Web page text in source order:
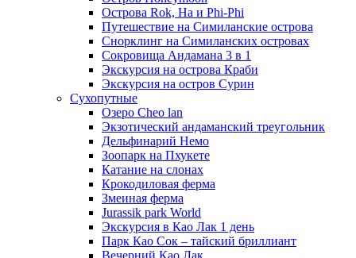
Острова Rok, Ha и Phi-Phi
Путешествие на Симиланские острова
Снорклинг на Симиланских островах
Сокровища Андамана 3 в 1
Экскурсия на острова Краби
Экскурсия на остров Сурин
Сухопутные
Озеро Cheo lan
Экзотический андаманский треугольник
Дельфинарий Немо
Зоопарк на Пхукете
Катание на слонах
Крокодиловая ферма
Змеиная ферма
Jurassik park World
Экскурсия в Као Лак 1 день
Парк Као Сок – тайский бриллиант
Вечерний Као Лак